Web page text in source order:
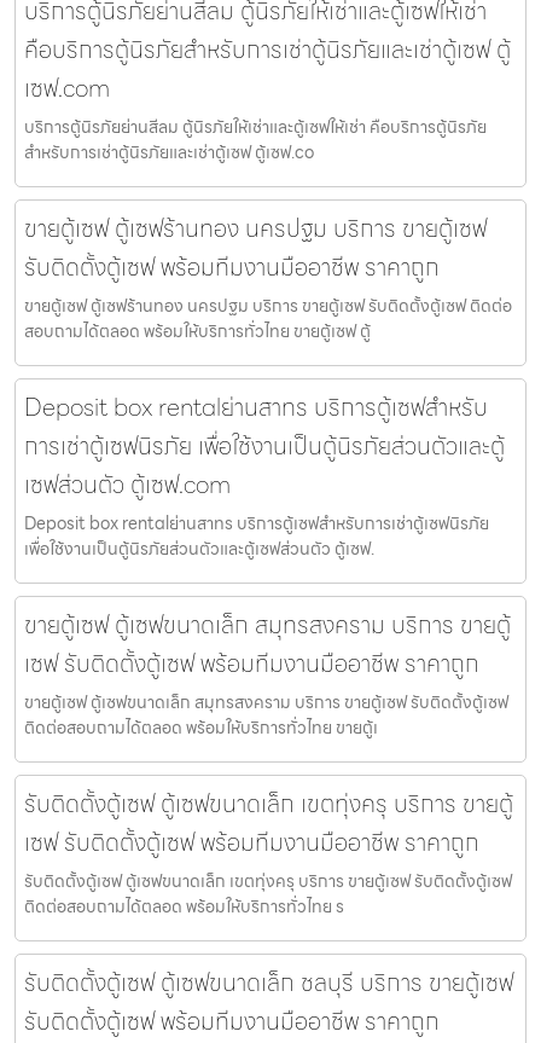
บริการตู้นิรภัยย่านสีลม ตู้นิรภัยให้เช่าและตู้เซฟให้เช่า
คือบริการตู้นิรภัยสำหรับการเช่าตู้นิรภัยและเช่าตู้เซฟ ตู้
เซฟ.com
บริการตู้นิรภัยย่านสีลม ตู้นิรภัยให้เช่าและตู้เซฟให้เช่า คือบริการตู้นิรภัย
สำหรับการเช่าตู้นิรภัยและเช่าตู้เซฟ ตู้เซฟ.co
ขายตู้เซฟ ตู้เซฟร้านทอง นครปฐม บริการ ขายตู้เซฟ
รับติดตั้งตู้เซฟ พร้อมทีมงานมืออาชีพ ราคาถูก
ขายตู้เซฟ ตู้เซฟร้านทอง นครปฐม บริการ ขายตู้เซฟ รับติดตั้งตู้เซฟ ติดต่อ
สอบถามได้ตลอด พร้อมให้บริการทั่วไทย ขายตู้เซฟ ตู้
Deposit box rentalย่านสาทร บริการตู้เซฟสำหรับ
การเช่าตู้เซฟนิรภัย เพื่อใช้งานเป็นตู้นิรภัยส่วนตัวและตู้
เซฟส่วนตัว ตู้เซฟ.com
Deposit box rentalย่านสาทร บริการตู้เซฟสำหรับการเช่าตู้เซฟนิรภัย
เพื่อใช้งานเป็นตู้นิรภัยส่วนตัวและตู้เซฟส่วนตัว ตู้เซฟ.
ขายตู้เซฟ ตู้เซฟขนาดเล็ก สมุทรสงคราม บริการ ขายตู้
เซฟ รับติดตั้งตู้เซฟ พร้อมทีมงานมืออาชีพ ราคาถูก
ขายตู้เซฟ ตู้เซฟขนาดเล็ก สมุทรสงคราม บริการ ขายตู้เซฟ รับติดตั้งตู้เซฟ
ติดต่อสอบถามได้ตลอด พร้อมให้บริการทั่วไทย ขายตู้เ
รับติดตั้งตู้เซฟ ตู้เซฟขนาดเล็ก เขตทุ่งครุ บริการ ขายตู้
เซฟ รับติดตั้งตู้เซฟ พร้อมทีมงานมืออาชีพ ราคาถูก
รับติดตั้งตู้เซฟ ตู้เซฟขนาดเล็ก เขตทุ่งครุ บริการ ขายตู้เซฟ รับติดตั้งตู้เซฟ
ติดต่อสอบถามได้ตลอด พร้อมให้บริการทั่วไทย ร
รับติดตั้งตู้เซฟ ตู้เซฟขนาดเล็ก ชลบุรี บริการ ขายตู้เซฟ
รับติดตั้งตู้เซฟ พร้อมทีมงานมืออาชีพ ราคาถูก